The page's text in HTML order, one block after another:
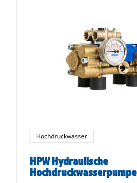
Hochdruckwasser
HPW Hydraulische
Hochdruckwasserpumpe